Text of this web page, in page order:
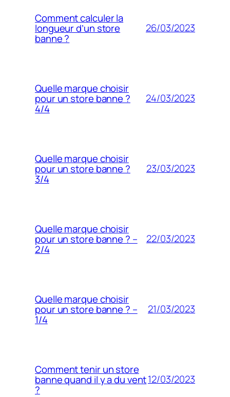
Comment calculer la
longueur d’un store
banne ?
26/03/2023
Quelle marque choisir
pour un store banne ?
4/4
24/03/2023
Quelle marque choisir
pour un store banne ?
3/4
23/03/2023
Quelle marque choisir
pour un store banne ? –
2/4
22/03/2023
Quelle marque choisir
pour un store banne ? –
1/4
21/03/2023
Comment tenir un store
banne quand il y a du vent
?
12/03/2023